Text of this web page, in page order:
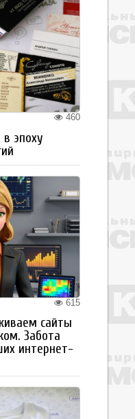
460
эпоху
615
сайты
Забота
интернет-